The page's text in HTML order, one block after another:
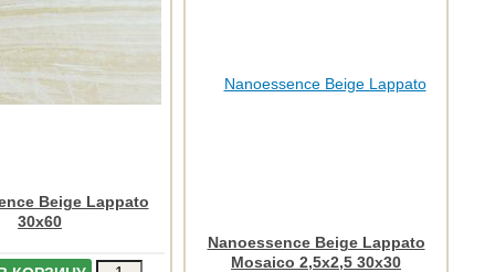
Beige Lappato
30x60
Nanoessence Beige Lappato
Mosaico 2,5x2,5 30x30